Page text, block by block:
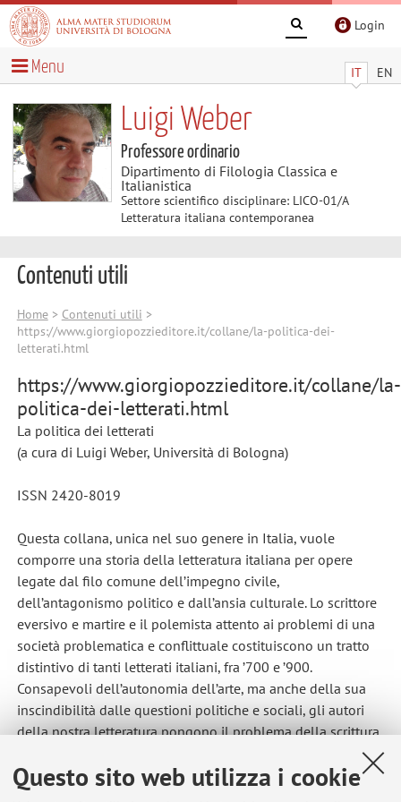
Questo sito web utilizza i cookie
Login
IT EN
Menu
Luigi Weber
Professore ordinario
Dipartimento di Filologia Classica e
Italianistica
Settore scientifico disciplinare: LICO-01/A
Letteratura italiana contemporanea
Contenuti utili
Home> Contenuti utili >
https://www.giorgiopozzieditore.it/collane/la-politica-dei-
letterati.html
https://www.giorgiopozzieditore.it/collane/la-
politica-dei-letterati.html
La politica dei letterati
(a cura di Luigi Weber, Università di Bologna)
ISSN 2420-8019
Questa collana, unica nel suo genere in Italia, vuole
comporre una storia della letteratura italiana per opere
legate dal filo comune dell’impegno civile,
dell’antagonismo politico e dall’ansia culturale. Lo scrittore
eversivo e martire e il polemista attento ai problemi di una
società problematica e conflittuale costituiscono un tratto
distintivo di tanti letterati italiani, fra ’700 e ’900.
Consapevoli dell’autonomia dell’arte, ma anche della sua
inscindibilità dalle questioni politiche e sociali, gli autori
della nostra letteratura pongono il problema della scrittura
all’assunzione di responsabilità.